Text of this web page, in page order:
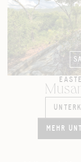
MEHR
MEHR